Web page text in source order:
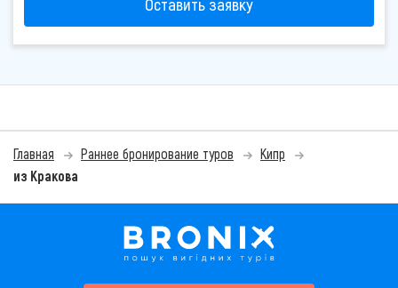
Оставить заявку
Главная Раннее бронирование туров
Кипр
из Кракова